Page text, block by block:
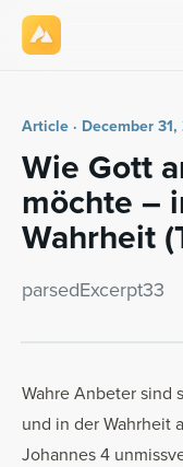
Article · December 31,
Wie Gott
möchte –
Wahrheit
parsedEx­cerpt33
Wahre Anbeter sind
und in der Wahrheit
Johannes 4